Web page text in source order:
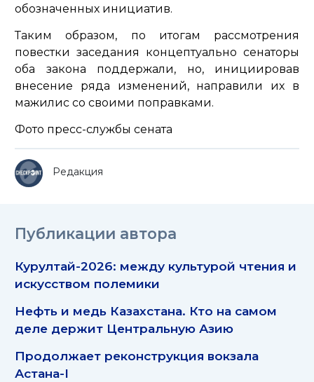
обозначенных инициатив.
Таким образом, по итогам рассмотрения
повестки заседания концептуально сенаторы
оба закона поддержали, но, инициировав
внесение ряда изменений, направили их в
мажилис со своими поправками.
Фото пресс-службы сената
Редакция
Публикации автора
Курултай-2026: между культурой чтения и
искусством полемики
Нефть и медь Казахстана. Кто на самом
деле держит Центральную Азию
Продолжает реконструкция вокзала
Астана-I